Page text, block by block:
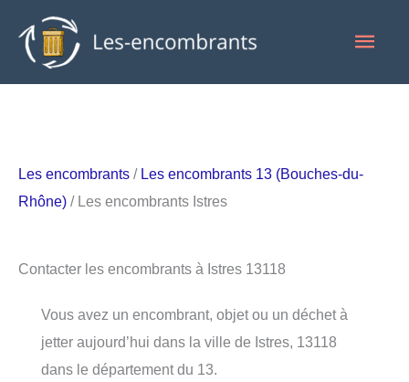
contenu
Les encombrants / Les encombrants 13 (Bouches-du-
Rhône) / Les encombrants Istres
Contacter les encombrants à Istres 13118
Vous avez un encombrant, objet ou un déchet à
jetter aujourd’hui dans la ville de Istres, 13118
dans le département du 13.